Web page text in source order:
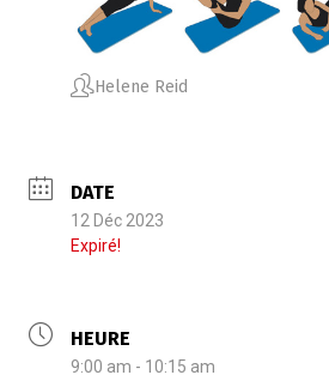
Helene Reid
DATE
12 Déc 2023
Expiré!
HEURE
9:00 am - 10:15 am